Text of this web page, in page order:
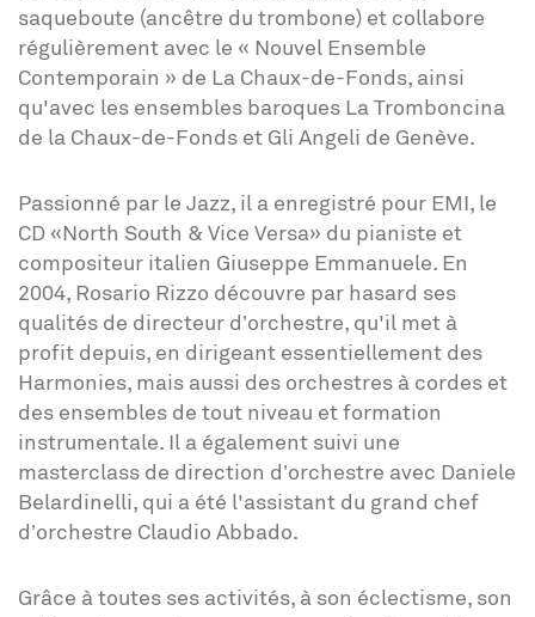
saqueboute (ancêtre du trombone) et collabore
régulièrement avec le « Nouvel Ensemble
Contemporain » de La Chaux-de-Fonds, ainsi
qu'avec les ensembles baroques La Tromboncina
de la Chaux-de-Fonds et Gli Angeli de Genève.
Passionné par le Jazz, il a enregistré pour EMI, le
CD «North South & Vice Versa» du pianiste et
compositeur italien Giuseppe Emmanuele. En
2004, Rosario Rizzo découvre par hasard ses
qualités de directeur d’orchestre, qu'il met à
profit depuis, en dirigeant essentiellement des
Harmonies, mais aussi des orchestres à cordes et
des ensembles de tout niveau et formation
instrumentale. Il a également suivi une
masterclass de direction d’orchestre avec Daniele
Belardinelli, qui a été l'assistant du grand chef
d’orchestre Claudio Abbado.
Grâce à toutes ses activités, à son éclectisme, son